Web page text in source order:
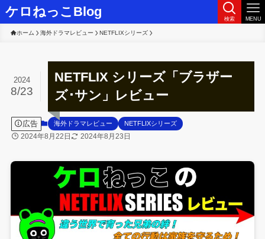
ケロねっこBlog 検索 MENU
ホーム 海外ドラマレビュー NETFLIXシリーズ
NETFLIX シリーズ「ブラザー
ズ･サン」レビュー
2024
8/23
広告 海外ドラマレビュー NETFLIXシリーズ
2024年8月22日 2024年8月23日